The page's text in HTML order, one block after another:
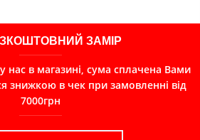
ЗАМІР
нас в магазині, сума сплачена Вами
знижкою в чек при замовленні від
7000грн